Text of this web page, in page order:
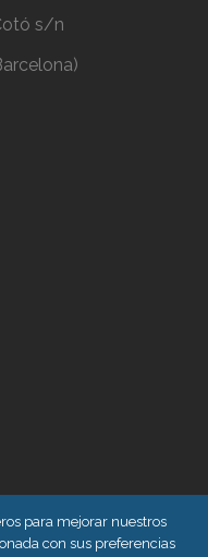
s/n
para mejorar nuestros
con sus preferencias